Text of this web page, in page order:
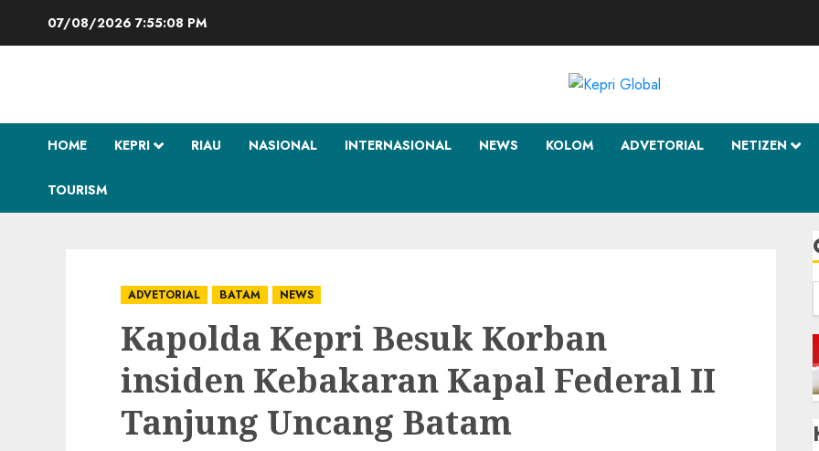
07/08/2026 7:55:09 PM
HOME KEPRI RIAU NASIONAL INTERNASIONAL NEWS KOLOM ADVETORIAL NETIZEN
TOURISM
ADVETORIAL BATAM NEWS
Kapolda Kepri Besuk Korban
insiden Kebakaran Kapal Federal II
Tanjung Uncang Batam